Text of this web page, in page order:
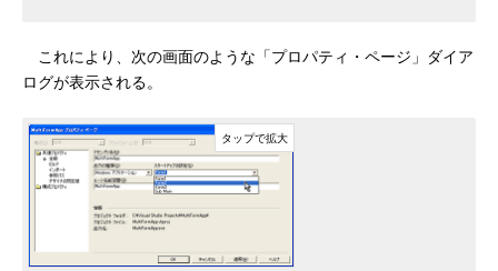
これにより、次の画面のような「プロパティ・ページ」ダイア
ログが表示される。